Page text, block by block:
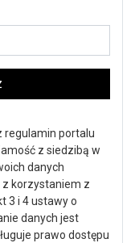
regulamin portalu
z siedzibą w
danych
korzystaniem z
3 i 4 ustawy o
danych jest
prawo dostępu